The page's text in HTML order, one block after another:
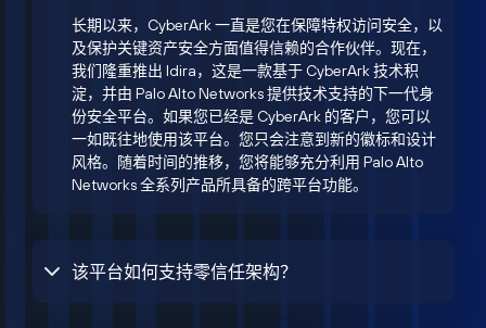
长期以来，CyberArk 一直是您在保障特权访问安全，以
及保护关键资产安全方面值得信赖的合作伙伴。现在，
我们隆重推出 Idira，这是一款基于 CyberArk 技术积
淀，并由 Palo Alto Networks 提供技术支持的下一代身
份安全平台。如果您已经是 CyberArk 的客户，您可以
一如既往地使用该平台。您只会注意到新的徽标和设计
风格。随着时间的推移，您将能够充分利用 Palo Alto
Networks 全系列产品所具备的跨平台功能。
该平台如何支持零信任架构？